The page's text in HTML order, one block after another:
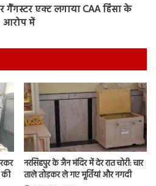
गैंगस्टर एक्ट लगाया CAA हिंसा के
आरोप में
की
नरसिंहपुर के जैन मंदिर में देर रात चोरी: चार
ताले तोड़कर ले गए मूर्तियां और नगदी